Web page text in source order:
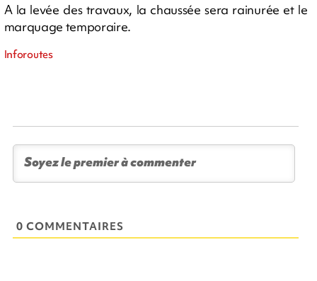
A la levée des travaux, la chaussée sera rainurée et le
marquage temporaire.
Inforoutes
0 COMMENTAIRES